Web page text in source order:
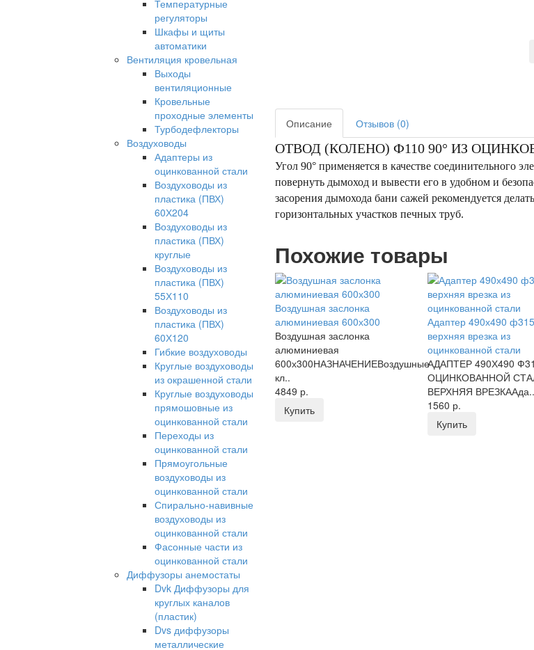
Температурные
регуляторы
Шкафы и щиты
автоматики
Вентиляция кровельная
Выходы
вентиляционные
Кровельные
проходные элементы
Турбодефлекторы
Воздуховоды
Адаптеры из
оцинкованной стали
Воздуховоды из
пластика (ПВХ)
60Х204
Воздуховоды из
пластика (ПВХ)
круглые
Воздуховоды из
пластика (ПВХ)
55Х110
Воздуховоды из
пластика (ПВХ)
60Х120
Гибкие воздуховоды
Круглые воздуховоды
из окрашенной стали
Круглые воздуховоды
прямошовные из
оцинкованной стали
Переходы из
оцинкованной стали
Прямоугольные
воздуховоды из
оцинкованной стали
Спирально-навивные
воздуховоды из
оцинкованной стали
Фасонные части из
оцинкованной стали
Диффузоры анемостаты
Dvk Диффузоры для
круглых каналов
(пластик)
Dvs диффузоры
металлические
Описание Отзывов (0)
ОТВОД (КОЛЕНО) Ф110 90° ИЗ
Угол 90° применяется в качестве соединительного
повернуть дымоход и вывести его в удобном и
засорения дымохода бани сажей рекомендуется
горизонтальных участков печных труб.
Похожие товары
Воздушная заслонка
алюминиевая 600х300
Воздушная заслонка
алюминиевая
600х300НАЗНАЧЕНИЕВоздушные
кл..
4849 р.
Купить
Адаптер 490х490 ф315
верхняя врезка из
оцинкованной стали
АДАПТЕР 490Х490
ОЦИНКОВАННОЙ
ВЕРХНЯЯ ВРЕЗКААда..
1560 р.
Купить